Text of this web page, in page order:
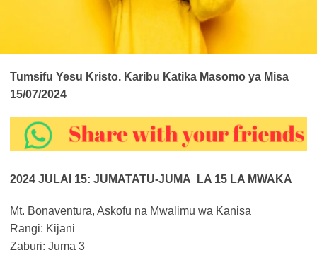
Tumsifu Yesu Kristo. Karibu Katika Masomo ya Misa
15/07/2024
2024 JULAI 15: JUMATATU-JUMA LA 15 LA MWAKA
Mt. Bonaventura, Askofu na Mwalimu wa Kanisa
Rangi: Kijani
Zaburi: Juma 3